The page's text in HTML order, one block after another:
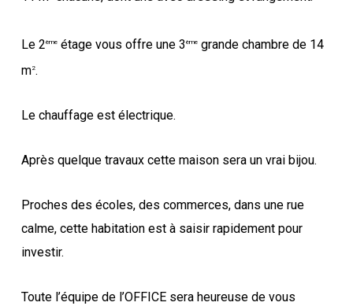
Le 2èmeétage vous offre une 3 èmegrande chambre de 14
m2.
Le chauffage est électrique.
Après quelque travaux cette maison sera un vrai bijou.
Proches des écoles, des commerces, dans une rue
calme, cette habitation est à saisir rapidement pour
investir.
Toute l’équipe de l’OFFICE sera heureuse de vous